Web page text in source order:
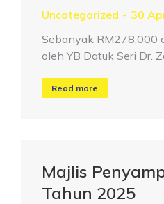
Uncategorized
30
Sebanyak RM278,000
oleh YB Datuk Seri Dr.
Read more
Majlis
Tahun 2025